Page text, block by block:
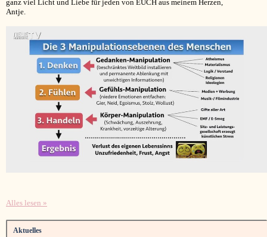
ganz viel Licht und Liebe für jeden von EUCH aus meinem Herzen,
Antje.
Alles lesen »
Aktuelles